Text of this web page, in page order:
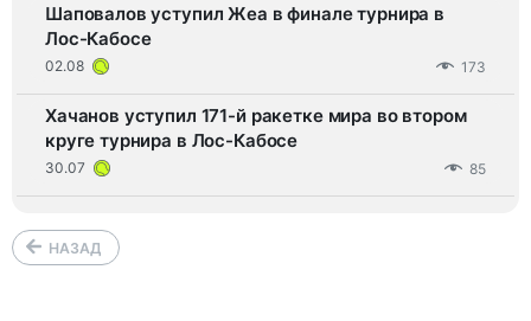
Шаповалов уступил Жеа в финале турнира в
Лос-Кабосе
02.08 173
Хачанов уступил 171-й ракетке мира во втором
круге турнира в Лос-Кабосе
30.07 85
НАЗАД